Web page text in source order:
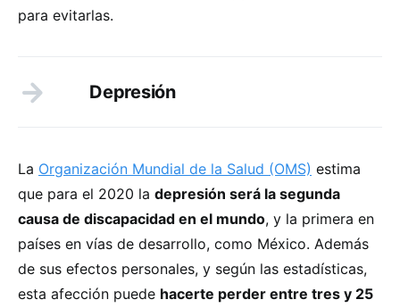
para evitarlas.
Depresión
La Organización Mundial de la Salud (OMS) estima
que para el 2020 la depresión será la segunda
causa de discapacidad en el mundo, y la primera en
países en vías de desarrollo, como México. Además
de sus efectos personales, y según las estadísticas,
esta afección puede hacerte perder entre tres y 25